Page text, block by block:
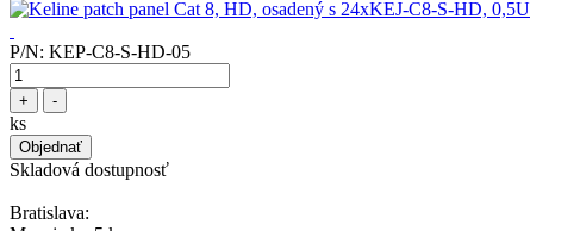
P/N: KEP-C8-S-HD-05
+ -
ks
Objednať
Skladová dostupnosť
Bratislava: